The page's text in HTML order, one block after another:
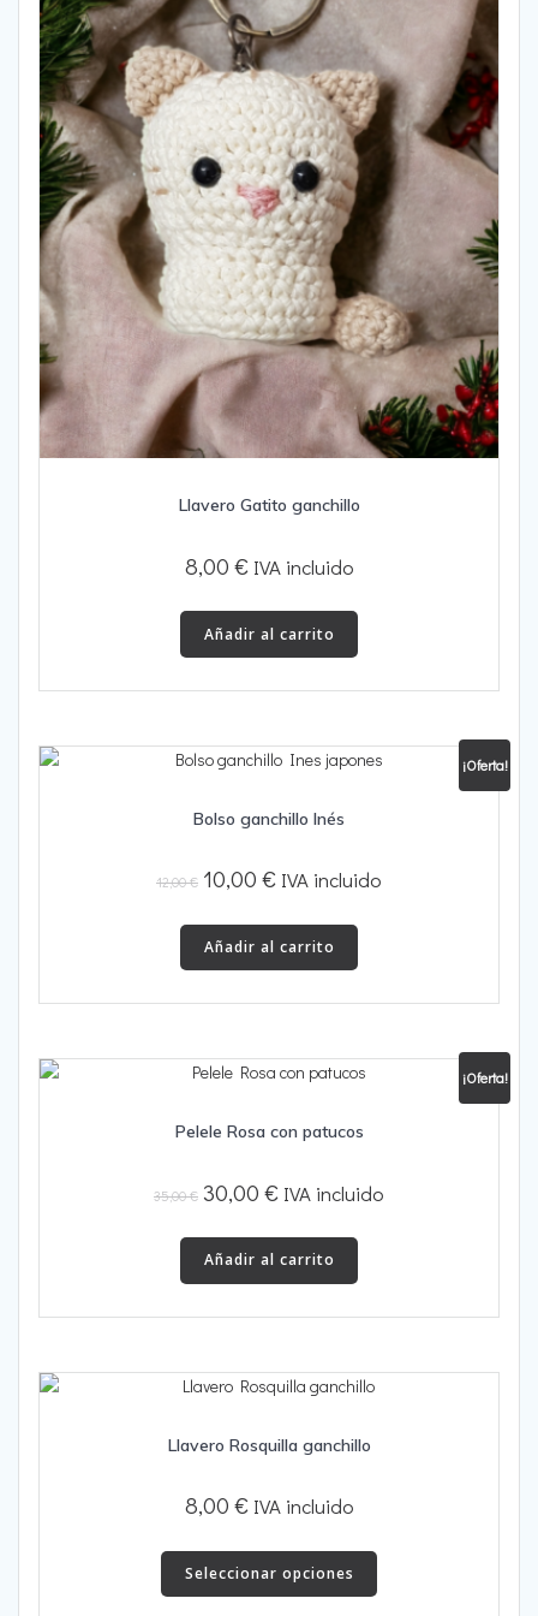
Llavero Gatito ganchillo
8,00 € IVA incluido
Añadir al carrito
¡Oferta!
Bolso ganchillo Inés
12,00€ El
original
era:
12,00 €.
10,00 €El
actual
es:
10,00 €.
IVA incluido
Añadir al carrito
¡Oferta!
Pelele Rosa con patucos
35,00€ El
original
era:
35,00 €.
30,00 €El
actual
es:
30,00 €.
IVA incluido
Añadir al carrito
Llavero Rosquilla ganchillo
8,00 € IVA incluido
Seleccionar opciones
Este
tiene